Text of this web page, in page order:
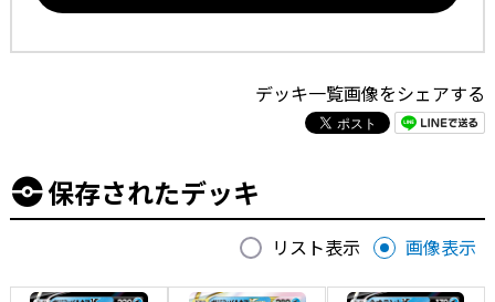
デッキ一覧画像をシェアする
保存されたデッキ
リスト表示 画像表示